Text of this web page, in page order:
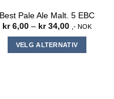
Best Pale Ale Malt. 5 EBC
kr6,00 – kr34,00Prisområde:
til
kr 34,00
,- NOK
VELG ALTERNATIV